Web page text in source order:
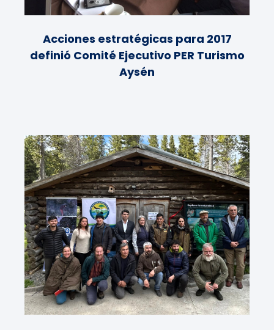
Acciones estratégicas para 2017
definió Comité Ejecutivo PER Turismo
Aysén